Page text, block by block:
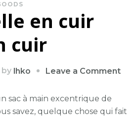
en cuir
cuir
by lhko Leave a Commenton
en
sac à main excentrique de
savez, quelque chose qui fait